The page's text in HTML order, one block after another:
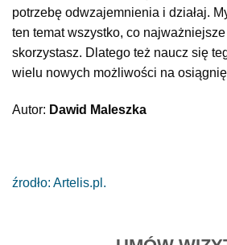
potrzebę odwzajemnienia i działaj.
ten temat wszystko, co
skorzystasz. Dlatego też naucz się
wielu nowych możliwości na
Autor: Dawid Maleszka
źrodło: Artelis.pl.